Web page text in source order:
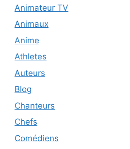
Animateur TV
Animaux
Anime
Athletes
Auteurs
Blog
Chanteurs
Chefs
Comédiens